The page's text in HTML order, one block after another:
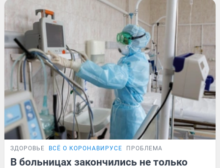
ЗДОРОВЬЕ ВСЁ О КОРОНАВИРУСЕ ПРОБЛЕМА
В больницах закончились не только